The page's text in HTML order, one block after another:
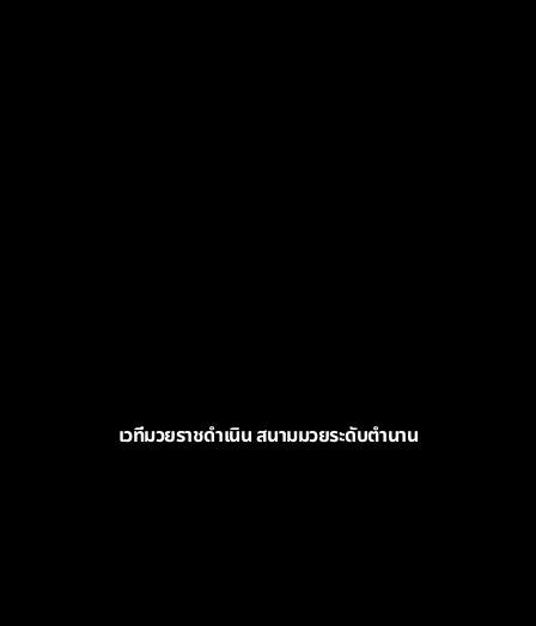
เวทีมวยราชดำเนิน สนามมวยระดับตำนาน